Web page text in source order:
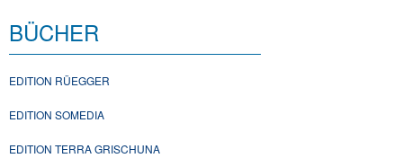
BÜCHER
EDITION RÜEGGER
EDITION SOMEDIA
EDITION TERRA GRISCHUNA